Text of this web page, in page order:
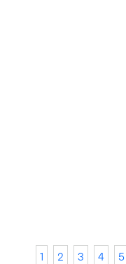
1 2 3 4 5